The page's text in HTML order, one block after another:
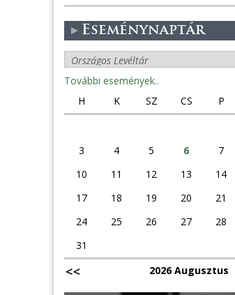
Eseménynaptár
További események..
H
K SZ CS P
3
4 5 6 7
10
11 12 13 14
17
18 19 20 21
24
25 26 27 28
31
2026 Augusztus